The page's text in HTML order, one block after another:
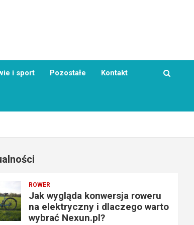
i sport Pozostałe Kontakt
ROWER
Jak wygląda konwersja roweru
na elektryczny i dlaczego warto
wybrać Nexun.pl?